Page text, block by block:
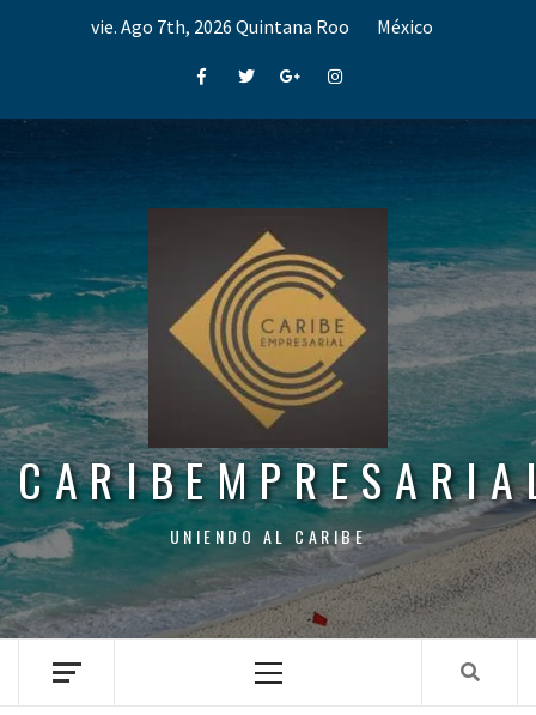
vie. Ago 7th, 2026 Quintana Roo México
FacebookTwitterGoogle+Instagram
UNIENDO AL CARIBE
Menu